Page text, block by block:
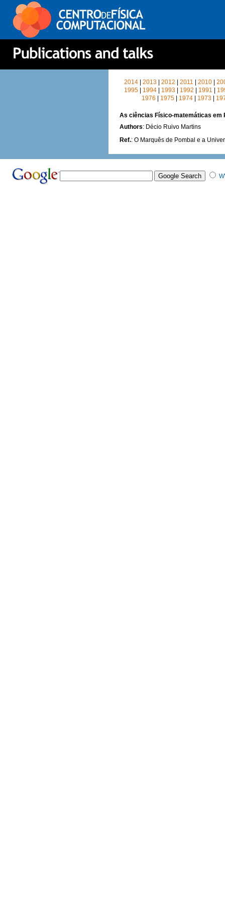
2014 |2013 |2012 |2011 |2010 |
1995| 1994| 1993| 1992 1991
1976
1975 1974 1973
As ciências Físico-matemáticas em
Authors: Décio Ruivo Martins
Ref.: O Marquês de Pombal e a